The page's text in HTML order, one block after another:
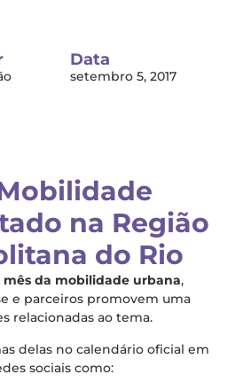
Data
setembro 5, 2017
na Região
do Rio
mês da mobilidade urbana,
e parceiros promovem uma
relacionadas ao tema.
delas no calendário oficial em
sociais como: